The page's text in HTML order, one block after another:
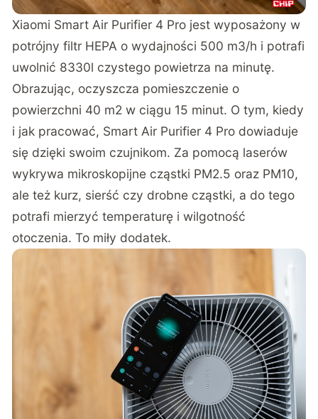
Xiaomi Smart Air Purifier 4 Pro jest wyposażony w
potrójny filtr HEPA o wydajności 500 m3/h i potrafi
uwolnić 8330l czystego powietrza na minutę.
Obrazując, oczyszcza pomieszczenie o
powierzchni 40 m2 w ciągu 15 minut. O tym, kiedy
i jak pracować, Smart Air Purifier 4 Pro dowiaduje
się dzięki swoim czujnikom. Za pomocą laserów
wykrywa mikroskopijne cząstki PM2.5 oraz PM10,
ale też kurz, sierść czy drobne cząstki, a do tego
potrafi mierzyć temperaturę i wilgotność
otoczenia. To miły dodatek.